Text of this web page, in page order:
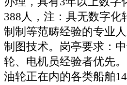
388人，注：具无数字
制制等范畴经验的专业
制图技术。岗亭要求：
轮、电机员经验者优先
油轮正在内的各类船舶